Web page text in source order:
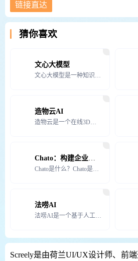
链接直达
猜你喜欢
文心大模型
文心大模型是一种知识增强的自然语言处理（NLP）模型，由百度开发。它在技术开放日上首次亮相，展示了其
造物云AI
造物云是一个在线3D营销设计平台，通过几千套虚拟影棚、仿真材质、高级动效和3D模型等模板库，让人人都
Chato：构建企业聊天机器人
Chato是什么？Chato是AI驱动的企业对话机器人助理。Chato都可以变身成为什么？设计助理机
法唠AI
法唠AI是一个基于人工智能技术的法律咨询平台，它利用先进的自然语言处理和机器学习技术，为用户提供高效
Screely是由荷兰UI/UX设计师、前